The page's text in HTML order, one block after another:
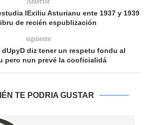
lExiliu Asturianu ente 1937 y 1939
de recién espublización
siguiente
diz tener un respetu fondu al
pero nun prevé la cooficialidá
TE PODRIA GUSTAR